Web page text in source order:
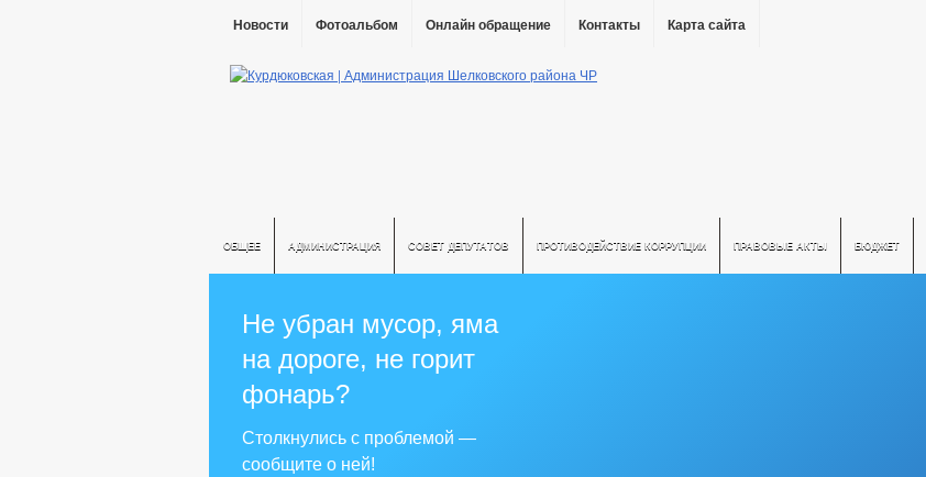
Новости Фотоальбом Онлайн обращение Контакты Карта сайта
ОБЩЕЕ АДМИНИСТРАЦИЯ СОВЕТ ДЕПУТАТОВ ПРОТИВОДЕЙСТВИЕ КОРРУПЦИИ ПРАВОВЫЕ АКТЫ БЮДЖЕТ
Не убран мусор, яма
на дороге, не горит
фонарь?
Столкнулись с проблемой —
сообщите о ней!